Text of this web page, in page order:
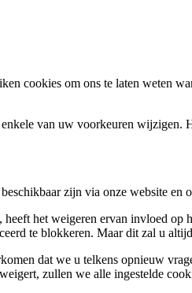
cookies om ons te laten weten
van uw voorkeuren
zijn via onze website en
het weigeren ervan invloed
te blokkeren. Maar dit zal u
dat we u telkens opnieuw
zullen we alle ingestelde